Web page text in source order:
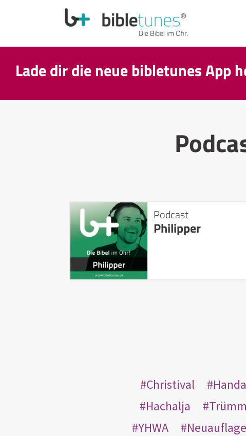
Lade dir die neue bibletunes App
Podcast
Philipper
Christival
Hachalja
YHWA
Neuauflage